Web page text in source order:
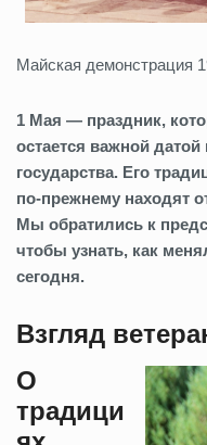
Майская демонстрация
1 Мая — праздник,
остается важной
государства. Его
по‑прежнему находят
Мы обратились к
чтобы узнать, как
сегодня.
Взгляд
О
традици